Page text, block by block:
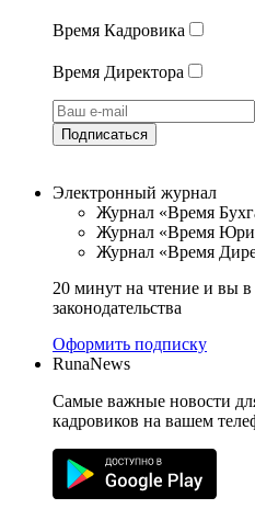
Время Кадровика
Время Директора
Подписаться
Электронный журнал
Журнал «Время
Журнал «Время
Журнал «Время
20 минут на чтение и вы в
законодательства
Оформить подписку
RunaNews
Самые важные новости
кадровиков на вашем